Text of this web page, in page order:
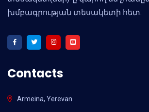
խմբագրության տեսակետի հետ:
Contacts
Armeina, Yerevan